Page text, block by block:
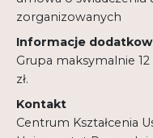
zorganizowanych
Informacje
Grupa maksymalnie
zł.
Kontakt
Centrum Kształcenia